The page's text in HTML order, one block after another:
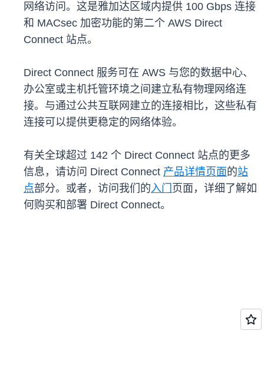
网络访问。这是雅加达区域内提供 100 Gbps 连接
和 MACsec 加密功能的第二个 AWS Direct
Connect 站点。
Direct Connect 服务可在 AWS 与您的数据中心、
办公室或主机托管环境之间建立私有物理网络连
接。与通过公共互联网建立的连接相比，这些私有
连接可以提供更稳定的网络体验。
有关全球超过 142 个 Direct Connect 站点的更多
信息，请访问 Direct Connect 产品详情页面的站
点部分。或者，访问我们的入门
页面，详细了解如
何购买和部署 Direct Connect。